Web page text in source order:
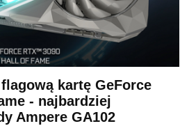
kartę GeForce
- najbardziej
Ampere GA102